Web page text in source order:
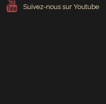
Suivez-nous sur Youtube